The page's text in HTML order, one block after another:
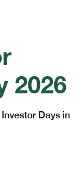
2026
Days in